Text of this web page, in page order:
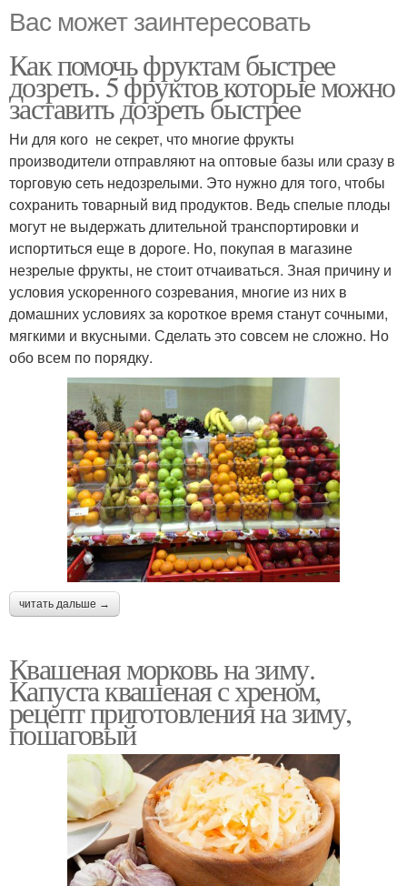
Вас может заинтересовать
Как помочь фруктам быстрее
дозреть. 5 фруктов которые можно
заставить дозреть быстрее
Ни для кого не секрет, что многие фрукты
производители отправляют на оптовые базы или сразу в
торговую сеть недозрелыми. Это нужно для того, чтобы
сохранить товарный вид продуктов. Ведь спелые плоды
могут не выдержать длительной транспортировки и
испортиться еще в дороге. Но, покупая в магазине
незрелые фрукты, не стоит отчаиваться. Зная причину и
условия ускоренного созревания, многие из них в
домашних условиях за короткое время станут сочными,
мягкими и вкусными. Сделать это совсем не сложно. Но
обо всем по порядку.
читать дальше →
Квашеная морковь на зиму.
Капуста квашеная с хреном,
рецепт приготовления на зиму,
пошаговый